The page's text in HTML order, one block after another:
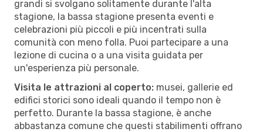
grandi si svolgano solitamente durante l'alta
stagione, la bassa stagione presenta eventi e
celebrazioni più piccoli e più incentrati sulla
comunità con meno folla. Puoi partecipare a una
lezione di cucina o a una visita guidata per
un'esperienza più personale.
Visita le attrazioni al coperto: musei, gallerie ed
edifici storici sono ideali quando il tempo non è
perfetto. Durante la bassa stagione, è anche
abbastanza comune che questi stabilimenti offrano